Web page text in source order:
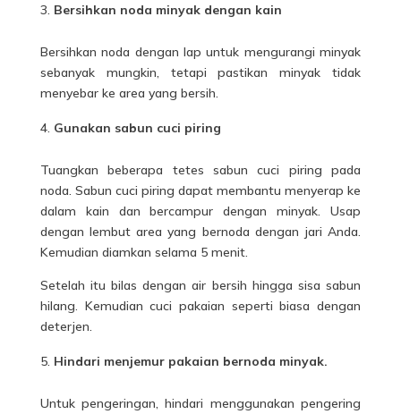
Bersihkan noda minyak dengan kain
Bersihkan noda dengan lap untuk mengurangi minyak
sebanyak mungkin, tetapi pastikan minyak tidak
menyebar ke area yang bersih.
Gunakan sabun cuci piring
Tuangkan beberapa tetes sabun cuci piring pada
noda. Sabun cuci piring dapat membantu menyerap ke
dalam kain dan bercampur dengan minyak. Usap
dengan lembut area yang bernoda dengan jari Anda.
Kemudian diamkan selama 5 menit.
Setelah itu bilas dengan air bersih hingga sisa sabun
hilang. Kemudian cuci pakaian seperti biasa dengan
deterjen.
Hindari menjemur pakaian bernoda minyak.
Untuk pengeringan, hindari menggunakan pengering